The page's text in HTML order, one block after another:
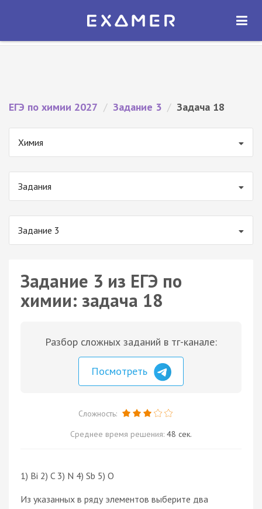
Экзамер — ЕГЭ 2027
ОТКРЫТЬ
ЕГЭ по химии 2027 / Задание 3 / Задача 18
Химия
Задания
Задание 3
Задание 3 из ЕГЭ по
химии: задача 18
Разбор сложных заданий в тг-канале:
Посмотреть
Сложность:
Среднее время решения: 48 сек.
1) Bi 2) C 3) N 4) Sb 5) O
Из указанных в ряду элементов выберите два